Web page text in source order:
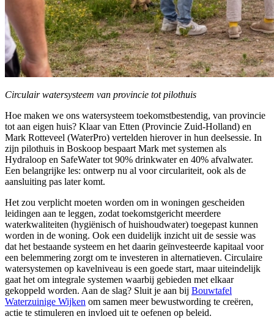
Circulair watersysteem van provincie tot pilothuis
Hoe maken we ons watersysteem toekomstbestendig, van provincie
tot aan eigen huis? Klaar van Etten (Provincie Zuid-Holland) en
Mark Rotteveel (WaterPro) vertelden hierover in hun deelsessie. In
zijn pilothuis in Boskoop bespaart Mark met systemen als
Hydraloop en SafeWater tot 90% drinkwater en 40% afvalwater.
Een belangrijke les: ontwerp nu al voor circulariteit, ook als de
aansluiting pas later komt.
Het zou verplicht moeten worden om in woningen gescheiden
leidingen aan te leggen, zodat toekomstgericht meerdere
waterkwaliteiten (hygiënisch of huishoudwater) toegepast kunnen
worden in de woning. Ook een duidelijk inzicht uit de sessie was
dat het bestaande systeem en het daarin geïnvesteerde kapitaal voor
een belemmering zorgt om te investeren in alternatieven. Circulaire
watersystemen op kavelniveau is een goede start, maar uiteindelijk
gaat het om integrale systemen waarbij gebieden met elkaar
gekoppeld worden. Aan de slag? Sluit je aan bij Bouwtafel
Waterzuinige Wijken om samen meer bewustwording te creëren,
actie te stimuleren en invloed uit te oefenen op beleid.